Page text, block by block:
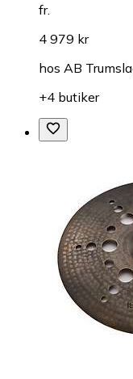
fr.
4 979 kr
hos AB
+4 butiker